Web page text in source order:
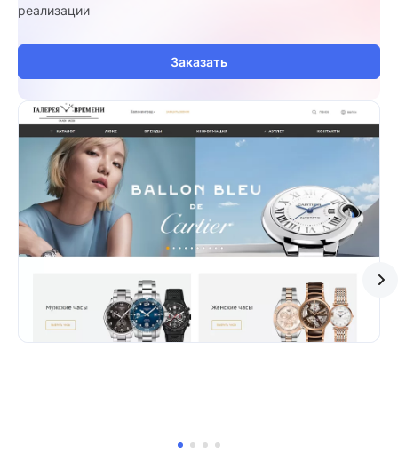
реализации
Заказать